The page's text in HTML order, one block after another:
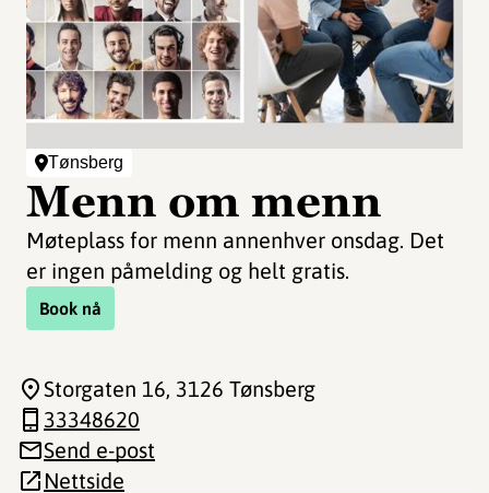
Tønsberg
Menn om menn
Møteplass for menn annenhver onsdag. Det
er ingen påmelding og helt gratis.
Book nå
Storgaten 16, 3126 Tønsberg
33348620
Send e-post
Nettside